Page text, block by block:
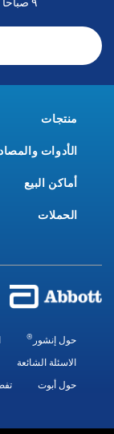
منتجات
الأدوات
أماكن البيع
الحملات
حول إنشور ®
الاسئلة الشائعة
حول أبوت